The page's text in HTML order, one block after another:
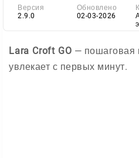
Версия
2.9.0
Обновлено
02-03-2026
Lara Croft GO — пошаговая
увлекает с первых минут.